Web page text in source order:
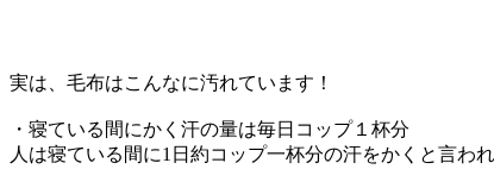
実は、毛布はこんなに汚れています！
・寝ている間にかく汗の量は毎日コップ１杯分
人は寝ている間に1日約コップ一杯分の汗をかくと言わ